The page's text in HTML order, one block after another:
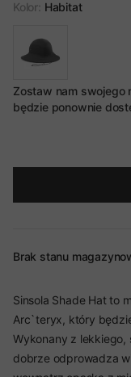
Kolor: Habitat
Zostaw nam swojego
będzie ponownie
Brak stanu
Sinsola Shade Hat to
Arc`teryx, który
Wykonany z lekkiego,
dobrze odprowadza